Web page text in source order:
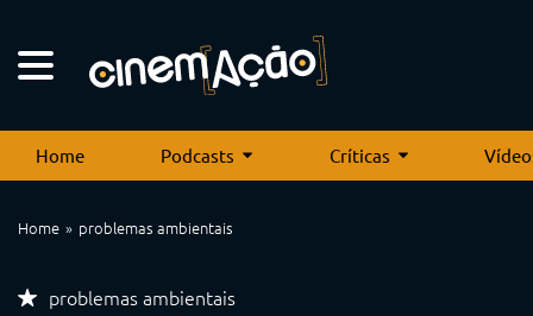
Home Podcasts Críticas
Home problemas ambientais
problemas ambientais